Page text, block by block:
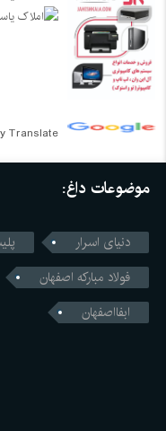
Translate
موضوعات داغ:
دنیای اسرار
فولاد مبارکه اصفهان
ابفااصفهان